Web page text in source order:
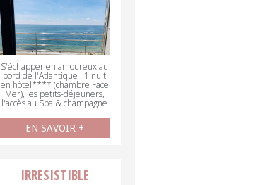
S'échapper en amoureux au
bord de l'Atlantique : 1 nuit
en hôtel**** (chambre Face
Mer), les petits-déjeuners,
l'accès au Spa & champagne
EN SAVOIR +
IRRESISTIBLE